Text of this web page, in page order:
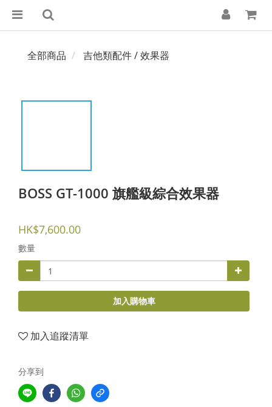
全部商品 吉他類配件 / 效果器
BOSS GT-1000 旗艦級綜合效果器
HK$7,600.00
數量
加入購物車
加入追蹤清單
分享到